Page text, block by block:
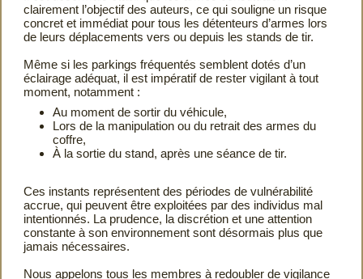
clairement l’objectif des auteurs, ce qui souligne un risque
concret et immédiat pour tous les détenteurs d’armes lors
de leurs déplacements vers ou depuis les stands de tir.
Même si les parkings fréquentés semblent dotés d’un
éclairage adéquat, il est impératif de rester vigilant à tout
moment, notamment :
Au moment de sortir du véhicule,
Lors de la manipulation ou du retrait des armes du
coffre,
À la sortie du stand, après une séance de tir.
Ces instants représentent des périodes de vulnérabilité
accrue, qui peuvent être exploitées par des individus mal
intentionnés. La prudence, la discrétion et une attention
constante à son environnement sont désormais plus que
jamais nécessaires.
Nous appelons tous les membres à redoubler de vigilance